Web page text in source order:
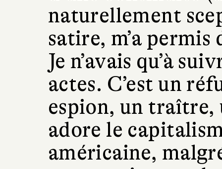
naturellement
satire, m’a permis
Je n’avais qu’à
actes. C’est un
espion, un
adore le
américaine,